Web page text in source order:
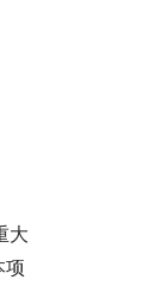
大
项